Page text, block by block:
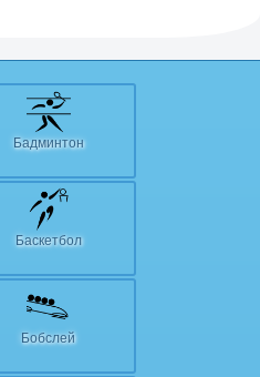
Бадминтон
Баскетбол
Бобслей